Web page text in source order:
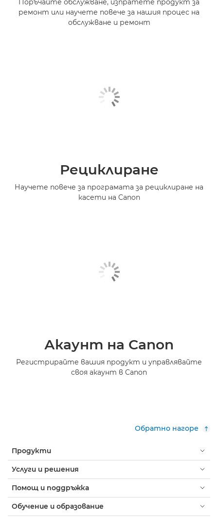
Поръчайте обслужване, изпратете продукт за
ремонт или научете повече за нашия процес на
обслужване и ремонт
Рециклиране
Научете повече за програмата за рециклиране на
касети на Canon
Акаунт на Canon
Регистрирайте вашия продукт и управлявайте
своя акаунт в Canon
Обратно нагоре
Продукти
Услуги и решения
Помощ и поддръжка
Обучение и образование